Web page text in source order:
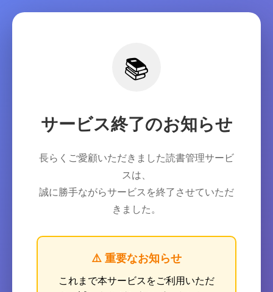
📚
サービス終了のお知らせ
長らくご愛顧いただきました読書管理サービ
スは、
誠に勝手ながらサービスを終了させていただ
きました。
⚠️ 重要なお知らせ
これまで本サービスをご利用いただ